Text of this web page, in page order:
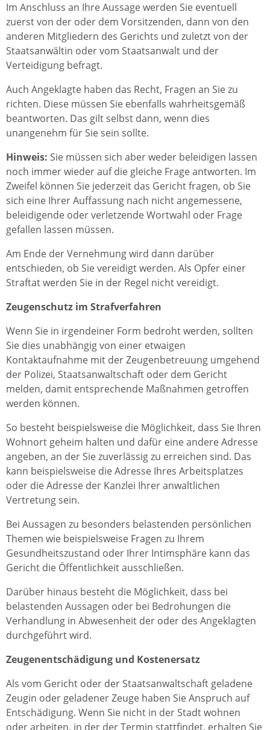
Im Anschluss an Ihre Aussage werden Sie eventuell
zuerst von der oder dem Vorsitzenden, dann von den
anderen Mitgliedern des Gerichts und zuletzt von der
Staatsanwältin oder vom Staatsanwalt und der
Verteidigung befragt.
Auch Angeklagte haben das Recht, Fragen an Sie zu
richten. Diese müssen Sie ebenfalls wahrheitsgemäß
beantworten. Das gilt selbst dann, wenn dies
unangenehm für Sie sein sollte.
Hinweis: Sie müssen sich aber weder beleidigen lassen
noch immer wieder auf die gleiche Frage antworten. Im
Zweifel können Sie jederzeit das Gericht fragen, ob Sie
sich eine Ihrer Auffassung nach nicht angemessene,
beleidigende oder verletzende Wortwahl oder Frage
gefallen lassen müssen.
Am Ende der Vernehmung wird dann darüber
entschieden, ob Sie vereidigt werden. Als Opfer einer
Straftat werden Sie in der Regel nicht vereidigt.
Zeugenschutz im Strafverfahren
Wenn Sie in irgendeiner Form bedroht werden, sollten
Sie dies unabhängig von einer etwaigen
Kontaktaufnahme mit der Zeugenbetreuung umgehend
der Polizei, Staatsanwaltschaft oder dem Gericht
melden, damit entsprechende Maßnahmen getroffen
werden können.
So besteht beispielsweise die Möglichkeit, dass Sie Ihren
Wohnort geheim halten und dafür eine andere Adresse
angeben, an der Sie zuverlässig zu erreichen sind. Das
kann beispielsweise die Adresse Ihres Arbeitsplatzes
oder die Adresse der Kanzlei Ihrer anwaltlichen
Vertretung sein.
Bei Aussagen zu besonders belastenden persönlichen
Themen wie beispielsweise Fragen zu Ihrem
Gesundheitszustand oder Ihrer Intimsphäre kann das
Gericht die Öffentlichkeit ausschließen.
Darüber hinaus besteht die Möglichkeit, dass bei
belastenden Aussagen oder bei Bedrohungen die
Verhandlung in Abwesenheit der oder des Angeklagten
durchgeführt wird.
Zeugenentschädigung und Kostenersatz
Als vom Gericht oder der Staatsanwaltschaft geladene
Zeugin oder geladener Zeuge haben Sie Anspruch auf
Entschädigung. Wenn Sie nicht in der Stadt wohnen
oder arbeiten, in der der Termin stattfindet, erhalten Sie